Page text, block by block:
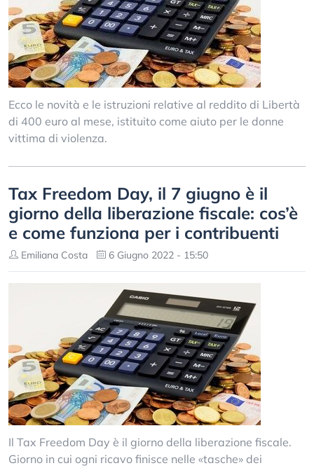
Ecco le novità e le istruzioni relative al reddito di Libertà
di 400 euro al mese, istituito come aiuto per le donne
vittima di violenza.
Tax Freedom Day, il 7 giugno è il
giorno della liberazione fiscale: cos’è
e come funziona per i contribuenti
Emiliana Costa 6 Giugno 2022 - 15:50
Il Tax Freedom Day è il giorno della liberazione fiscale.
Giorno in cui ogni ricavo finisce nelle «tasche» dei